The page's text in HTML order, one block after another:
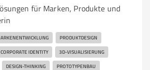
für Marken, Produkte und
PRODUKTDESIGN
CORPORATE IDENTITY 3D-VISUALISIERUNG
DESIGN-THINKING PROTOTYPENBAU